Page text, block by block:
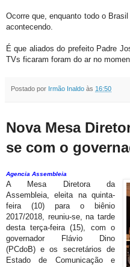
Ocorre que, enquanto todo o
acontecendo.
É que aliados do prefeito Padre
TVs ficaram foram do ar no
Postado por Irmão Inaldo às 16:50
Nova Mesa
se com o
Agencia Assembleia
A Mesa Diretora da
Assembleia, eleita na quinta-
feira (10) para o biênio
2017/2018, reuniu-se, na tarde
desta terça-feira (15), com o
governador Flávio Dino
(PCdoB) e os secretários de
Estado de Comunicação e